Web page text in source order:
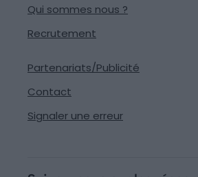
Qui sommes nous ?
Recrutement
Partenariats/Publicité
Contact
Signaler une erreur